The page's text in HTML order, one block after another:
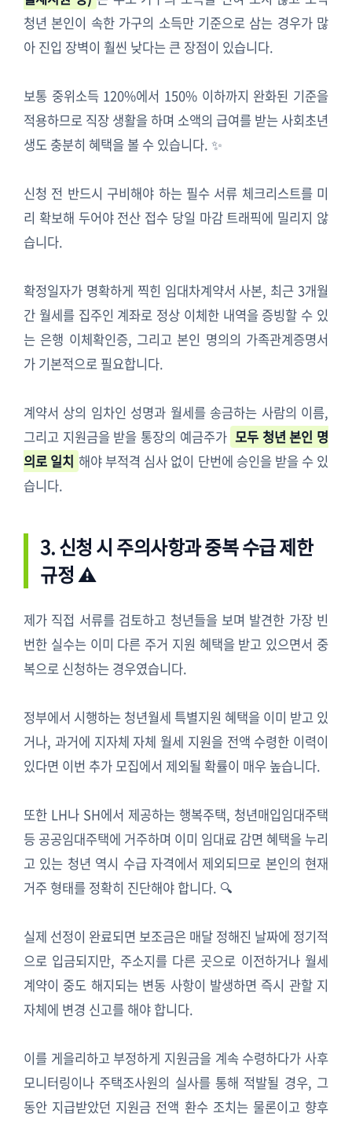
청년 본인이 속한 가구의 소득만 기준으로 삼는 경우가 많
아 진입 장벽이 훨씬 낮다는 큰 장점이 있습니다.
보통 중위소득 120%에서 150% 이하까지 완화된 기준을
적용하므로 직장 생활을 하며 소액의 급여를 받는 사회초년
생도 충분히 혜택을 볼 수 있습니다. ✨
신청 전 반드시 구비해야 하는 필수 서류 체크리스트를 미
리 확보해 두어야 전산 접수 당일 마감 트래픽에 밀리지 않
습니다.
확정일자가 명확하게 찍힌 임대차계약서 사본, 최근 3개월
간 월세를 집주인 계좌로 정상 이체한 내역을 증빙할 수 있
는 은행 이체확인증, 그리고 본인 명의의 가족관계증명서
가 기본적으로 필요합니다.
계약서 상의 임차인 성명과 월세를 송금하는 사람의 이름,
그리고 지원금을 받을 통장의 예금주가 모두 청년 본인 명
의로 일치 해야 부적격 심사 없이 단번에 승인을 받을 수 있
습니다.
3. 신청 시 주의사항과 중복 수급 제한
규정 ⚠️
제가 직접 서류를 검토하고 청년들을 보며 발견한 가장 빈
번한 실수는 이미 다른 주거 지원 혜택을 받고 있으면서 중
복으로 신청하는 경우였습니다.
정부에서 시행하는 청년월세 특별지원 혜택을 이미 받고 있
거나, 과거에 지자체 자체 월세 지원을 전액 수령한 이력이
있다면 이번 추가 모집에서 제외될 확률이 매우 높습니다.
또한 LH나 SH에서 제공하는 행복주택, 청년매입임대주택
등 공공임대주택에 거주하며 이미 임대료 감면 혜택을 누리
고 있는 청년 역시 수급 자격에서 제외되므로 본인의 현재
거주 형태를 정확히 진단해야 합니다. 🔍
실제 선정이 완료되면 보조금은 매달 정해진 날짜에 정기적
으로 입금되지만, 주소지를 다른 곳으로 이전하거나 월세
계약이 중도 해지되는 변동 사항이 발생하면 즉시 관할 지
자체에 변경 신고를 해야 합니다.
이를 게을리하고 부정하게 지원금을 계속 수령하다가 사후
모니터링이나 주택조사원의 실사를 통해 적발될 경우, 그
동안 지급받았던 지원금 전액 환수 조치는 물론이고 향후